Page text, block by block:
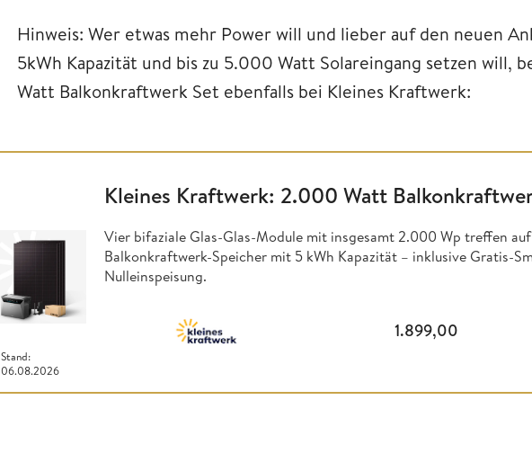
Hinweis: Wer etwas mehr Power will und lieber auf den neuen
5kWh Kapazität und bis zu 5.000 Watt Solareingang setzen will,
Watt Balkonkraftwerk Set ebenfalls bei Kleines Kraftwerk:
Stand:
06.08.2026
Kleines Kraftwerk: 2.000 Watt
Vier bifaziale Glas-Glas-Module mit insgesamt 2.000 Wp treffen
Balkonkraftwerk-Speicher mit 5 kWh Kapazität – inklusive Gratis-
Nulleinspeisung.
1.899,00